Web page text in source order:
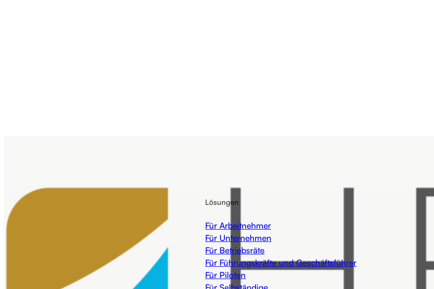
Lösungen
Für Arbeitnehmer
Für Unternehmen
Für Betriebsräte
Für Führungskräfte und Geschäftsführer
Für Piloten